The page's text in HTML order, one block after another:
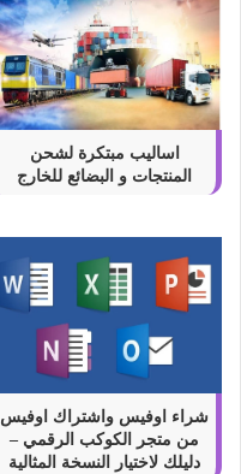
اساليب مبتكرة لشحن
المنتجات و البضائع للخارج
شراء اوفيس واشتراك اوفيس
من متجر الكوكب الرقمي –
دليلك لاختيار النسخة المثالية